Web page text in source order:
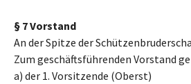
§ 7 Vorstand
An der Spitze der
Zum geschäftsführenden Vorstand
a) der 1. Vorsitzende (Oberst)